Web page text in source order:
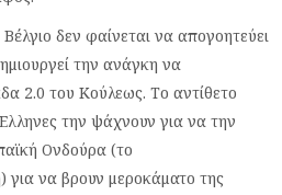
δεν φαίνεται να απογοητεύει
την ανάγκη να
2.0 του Κούλεως. Το αντίθετο
την ψάχνουν για να την
Ονδούρα (το
για να βρουν μεροκάματο της